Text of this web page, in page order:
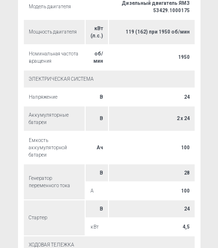
Модель двигателя
Дизельный двигатель ЯМЗ
53429.1000175
Мощность двигателя
кВт
(л.с.)
119 (162) при 1950 об/мин
Номинальная частота
вращения
об/
мин
1950
ЭЛЕКТРИЧЕСКАЯ СИСТЕМА
Напряжение В 24
Аккумуляторные
батареи
В 2 х 24
Емкость
аккумуляторной
батареи
Ач 100
Генератор
переменного тока
В 28
А 100
Стартер
В 24
кВт 4,5
ХОДОВАЯ ТЕЛЕЖКА